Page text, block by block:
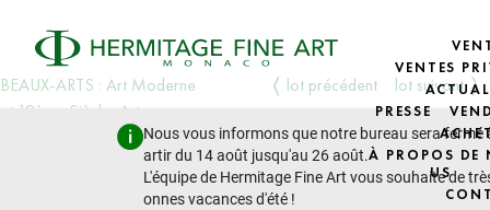
VENTES
PRESSE
À PROPOS DE
US
Nous vous informons que notre bureau sera fermé
artir du 14 août jusqu'au 26 août.
L'équipe de Hermitage Fine Art vous souhaite de
onnes vacances d'été !
BEAUX-ARTS : Art Moderne
et 19ème Siècle, Art
D'europe de L'est, Icônes
jeudi 19 décembre 2024 - 14:30
lot précédent lot suivant